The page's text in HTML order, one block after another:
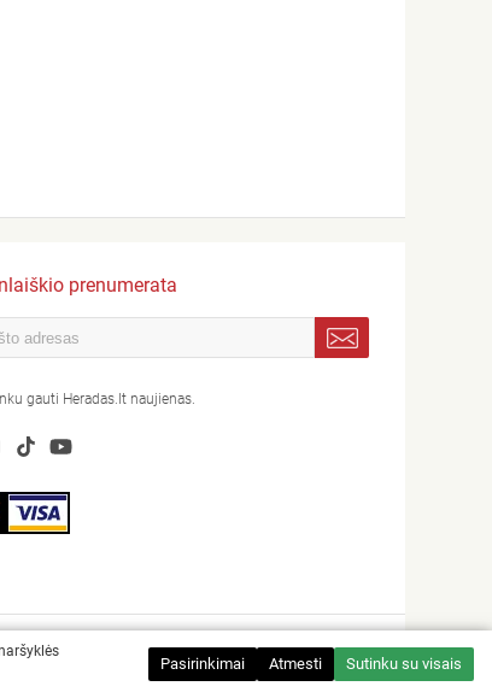
prenumerata
gauti Heradas.lt naujienas.
Sprendimas:
Pasirinkimai Atmesti Sutinku su visais